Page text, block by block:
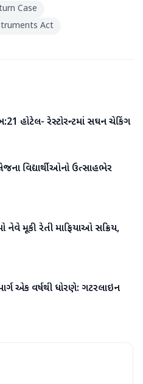
Case
Act
હોટેલ- રેસ્ટોરન્ટમાં સઘન ચેકિંગ
વિદ્યાર્થીઓનો ઉત્સાહભેર
નેવે મૂકી રેતી માફિયાઓ સક્રિય,
એક વર્ષથી ધોરણે: ગટરલાઇન